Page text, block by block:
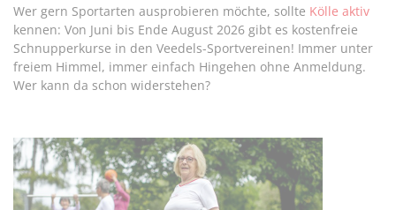
Wer gern Sportarten ausprobieren möchte, sollte Kölle aktiv
kennen: Von Juni bis Ende August 2026 gibt es kostenfreie
Schnupperkurse in den Veedels-Sportvereinen! Immer unter
freiem Himmel, immer einfach Hingehen ohne Anmeldung.
Wer kann da schon widerstehen?